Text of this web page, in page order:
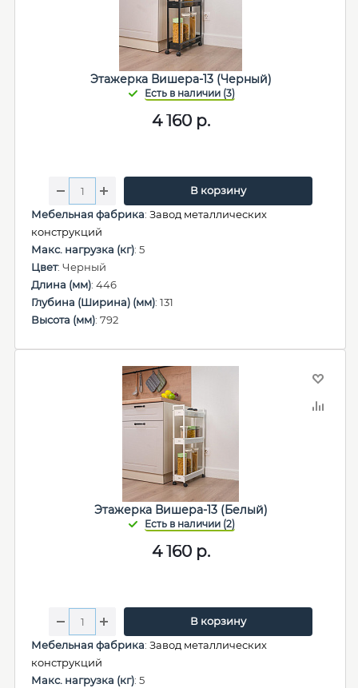
Этажерка Вишера-13 (Черный)
4 160р.
В корзину
Мебельная фабрика: Завод металлических
конструкций
Макс. нагрузка (кг): 5
Цвет: Черный
Длина (мм): 446
Глубина (Ширина) (мм): 131
Высота (мм): 792
Этажерка Вишера-13 (Белый)
4 160р.
В корзину
Мебельная фабрика: Завод металлических
конструкций
Макс. нагрузка (кг): 5